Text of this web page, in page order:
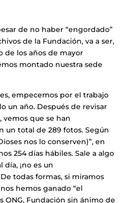
de no haber “engordado”
de la Fundación, va a ser,
de los años de mayor
montado nuestra sede
empecemos por el trabajo
un año. Después de revisar
vemos que se han
un total de 289 fotos. Según
nos lo conserven)”, en
254 días hábiles. Sale a algo
día, ¡no es un
todas formas, si miramos
hemos ganado “el
ONG, Fundación sin ánimo de